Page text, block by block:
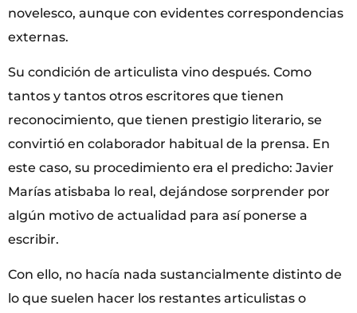
novelesco, aunque con evidentes correspondencias
externas.
Su condición de articulista vino después. Como
tantos y tantos otros escritores que tienen
reconocimiento, que tienen prestigio literario, se
convirtió en colaborador habitual de la prensa. En
este caso, su procedimiento era el predicho: Javier
Marías atisbaba lo real, dejándose sorprender por
algún motivo de actualidad para así ponerse a
escribir.
Con ello, no hacía nada sustancialmente distinto de
lo que suelen hacer los restantes articulistas o